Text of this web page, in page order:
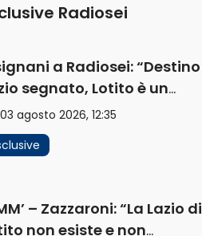
Radiosei
a Radiosei: “Destino
segnato, Lotito è un
la chiave sono
e politica. La
e gli interessi dei
03 agosto 2026, 12:35
– Zazzaroni: “La Lazio di
non esiste e non